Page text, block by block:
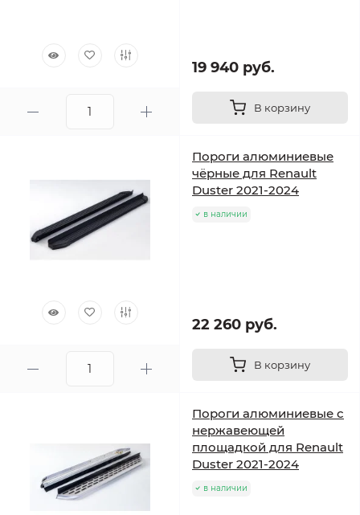
19 940 руб.
В корзину
Пороги алюминиевые
чёрные для Renault
Duster 2021-2024
в наличии
22 260 руб.
В корзину
Пороги алюминиевые с
нержавеющей
площадкой для Renault
Duster 2021-2024
в наличии